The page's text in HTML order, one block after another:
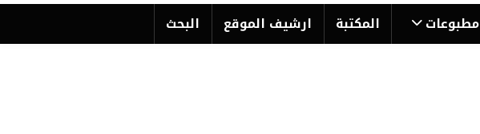
مطبوعات المكتبة ارشیف الموقع البحث